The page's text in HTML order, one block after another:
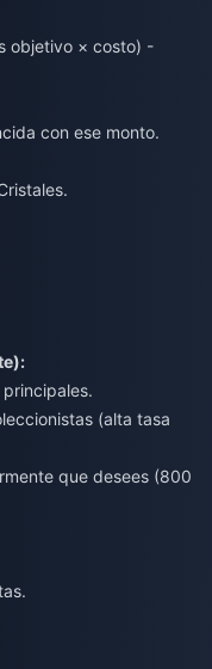
objetivo × costo) -
con ese monto.
(alta tasa
que desees (800